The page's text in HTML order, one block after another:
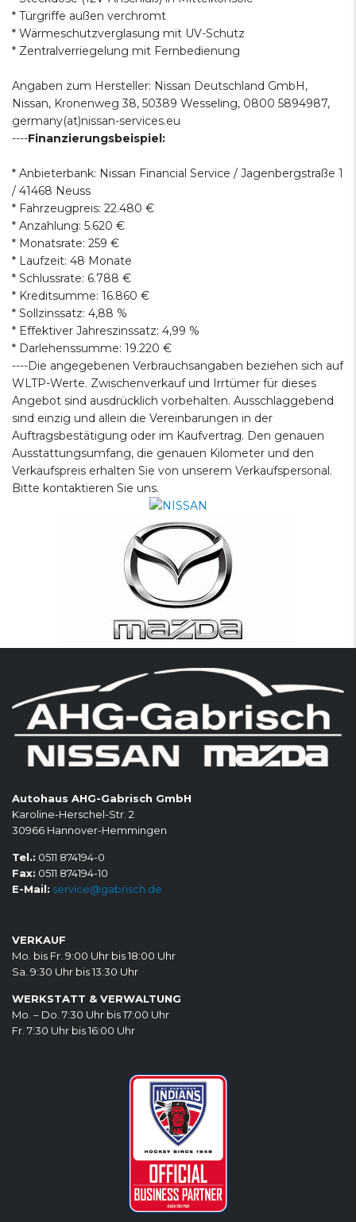
* Türgriffe außen verchromt
* Wärmeschutzverglasung mit UV-Schutz
* Zentralverriegelung mit Fernbedienung
Angaben zum Hersteller: Nissan Deutschland GmbH,
Nissan, Kronenweg 38, 50389 Wesseling, 0800 5894987,
germany(at)nissan-services.eu
----Finanzierungsbeispiel:
* Anbieterbank: Nissan Financial Service / Jagenbergstraße 1
/ 41468 Neuss
* Fahrzeugpreis: 22.480 €
* Anzahlung: 5.620 €
* Monatsrate: 259 €
* Laufzeit: 48 Monate
* Schlussrate: 6.788 €
* Kreditsumme: 16.860 €
* Sollzinssatz: 4,88 %
* Effektiver Jahreszinssatz: 4,99 %
* Darlehenssumme: 19.220 €
----Die angegebenen Verbrauchsangaben beziehen sich auf
WLTP-Werte. Zwischenverkauf und Irrtümer für dieses
Angebot sind ausdrücklich vorbehalten. Ausschlaggebend
sind einzig und allein die Vereinbarungen in der
Auftragsbestätigung oder im Kaufvertrag. Den genauen
Ausstattungsumfang, die genauen Kilometer und den
Verkaufspreis erhalten Sie von unserem Verkaufspersonal.
Bitte kontaktieren Sie uns.
Autohaus AHG-Gabrisch GmbH
Karoline-Herschel-Str. 2
30966 Hannover-Hemmingen
Tel.: 0511 874194-0
Fax: 0511 874194-10
E-Mail: service@gabrisch.de
VERKAUF
Mo. bis Fr. 9:00 Uhr bis 18:00 Uhr
Sa. 9:30 Uhr bis 13:30 Uhr
WERKSTATT & VERWALTUNG
Mo. – Do. 7:30 Uhr bis 17:00 Uhr
Fr. 7:30 Uhr bis 16:00 Uhr